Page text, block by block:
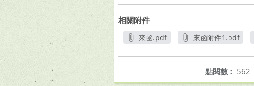
相關附件
來函.pdf
來函附件1.pdf
點閱數： 562